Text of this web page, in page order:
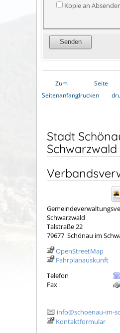
Kopie an Absender
Zum
Seitenanfang
Seite
drucken
Stadt
Schwarzwald
Schwarzwald
Talstraße 22
79677 Schönau im
OpenStreetMap
Fahrplanauskunft
Telefon
Fax
info@schoenau-im-
Kontaktformular